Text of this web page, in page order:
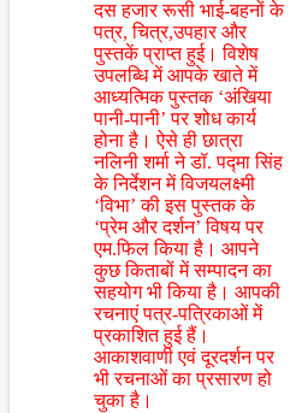
दस हजार रूसी भाई-बहनों के
पत्र, चित्र,उपहार और
पुस्तकें प्राप्त हुई। विशेष
उपलब्धि में आपके खाते में
आध्यत्मिक पुस्तक ‘अंखिया
पानी-पानी’ पर शोध कार्य
होना है। ऐसे ही छात्रा
नलिनी शर्मा ने डॉ. पद्मा सिंह
के निर्देशन में विजयलक्ष्मी
‘विभा’ की इस पुस्तक के
‘प्रेम और दर्शन’ विषय पर
एम.फिल किया है। आपने
कुछ किताबों में सम्पादन का
सहयोग भी किया है। आपकी
रचनाएं पत्र-पत्रिकाओं में
प्रकाशित हुई हैं।
आकाशवाणी एवं दूरदर्शन पर
भी रचनाओं का प्रसारण हो
चुका है।